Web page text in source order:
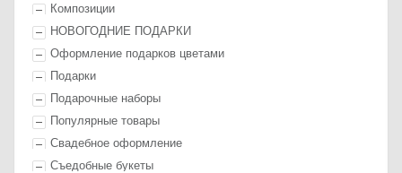
Композиции
НОВОГОДНИЕ ПОДАРКИ
Оформление подарков цветами
Подарки
Подарочные наборы
Популярные товары
Свадебное оформление
Съедобные букеты